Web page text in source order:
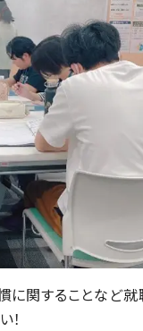
関することなど
！